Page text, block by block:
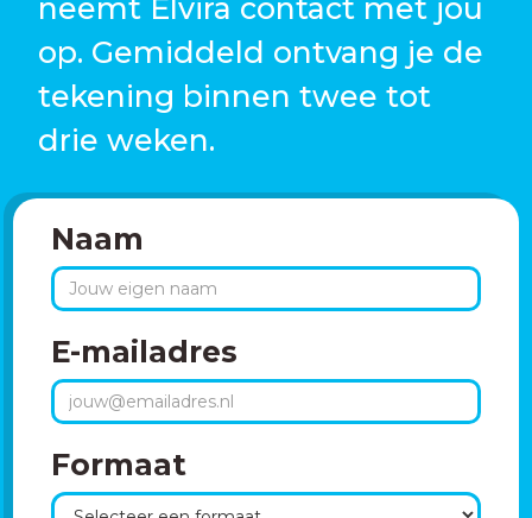
neemt Elvira contact met jou
op. Gemiddeld ontvang je de
tekening binnen twee tot
drie weken.
Naam
E-mailadres
Formaat